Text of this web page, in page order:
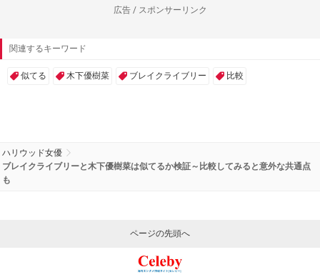
広告 / スポンサーリンク
関連するキーワード
似てる 木下優樹菜 ブレイクライブリー 比較
ハリウッド女優
ブレイクライブリーと木下優樹菜は似てるか検証～比較してみると意外な共通点
も
ページの先頭へ